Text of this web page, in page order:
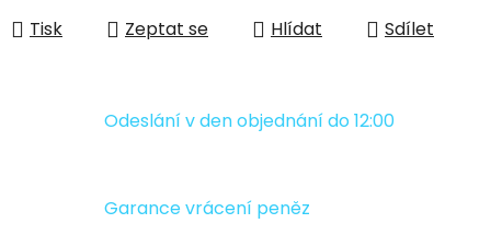
Tisk Zeptat se Hlídat Sdílet
Odeslání v den objednání do 12:00
Garance vrácení peněz